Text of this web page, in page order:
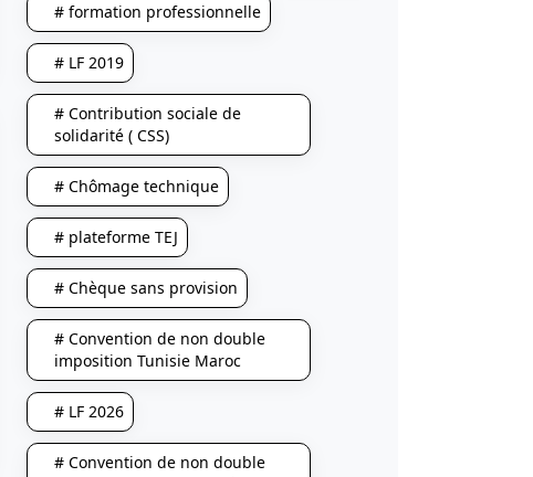
# formation professionnelle
# LF 2019
# Contribution sociale de
solidarité ( CSS)
# Chômage technique
# plateforme TEJ
# Chèque sans provision
# Convention de non double
imposition Tunisie Maroc
# LF 2026
# Convention de non double